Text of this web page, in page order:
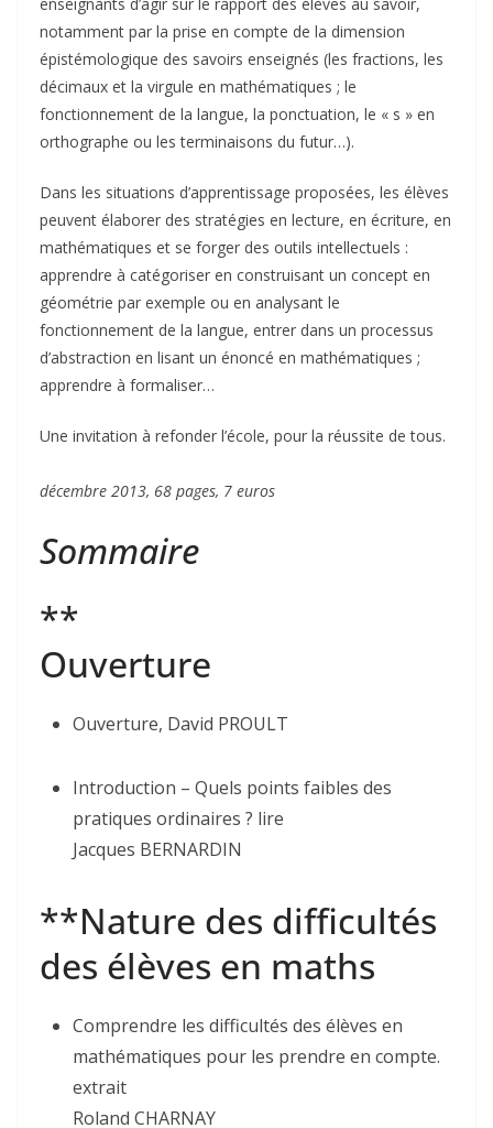
notamment par la prise en compte de la dimension
épistémologique des savoirs enseignés (les fractions, les
décimaux et la virgule en mathématiques ; le
fonctionnement de la langue, la ponctuation, le « s » en
orthographe ou les terminaisons du futur…).
Dans les situations d’apprentissage proposées, les élèves
peuvent élaborer des stratégies en lecture, en écriture, en
mathématiques et se forger des outils intellectuels :
apprendre à catégoriser en construisant un concept en
géométrie par exemple ou en analysant le
fonctionnement de la langue, entrer dans un processus
d’abstraction en lisant un énoncé en mathématiques ;
apprendre à formaliser…
Une invitation à refonder l’école, pour la réussite de tous.
décembre 2013, 68 pages, 7 euros
Sommaire
**
Ouverture
Ouverture, David PROULT
Introduction – Quels points faibles des
pratiques ordinaires ? lire
Jacques BERNARDIN
**Nature des difficultés
des élèves en maths
Comprendre les difficultés des élèves en
mathématiques pour les prendre en compte.
extrait
Roland CHARNAY